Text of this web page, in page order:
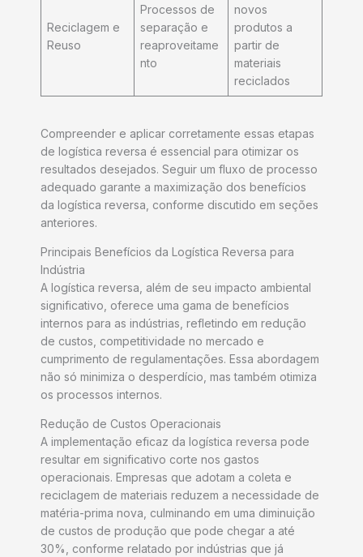
Reciclagem e
Reuso
Processos de
separação e
reaproveitame
nto
novos
produtos a
partir de
materiais
reciclados
Compreender e aplicar corretamente essas etapas
de logística reversa é essencial para otimizar os
resultados desejados. Seguir um fluxo de processo
adequado garante a maximização dos benefícios
da logística reversa, conforme discutido em seções
anteriores.
Principais Benefícios da Logística Reversa para
Indústria
A logística reversa, além de seu impacto ambiental
significativo, oferece uma gama de benefícios
internos para as indústrias, refletindo em redução
de custos, competitividade no mercado e
cumprimento de regulamentações. Essa abordagem
não só minimiza o desperdício, mas também otimiza
os processos internos.
Redução de Custos Operacionais
A implementação eficaz da logística reversa pode
resultar em significativo corte nos gastos
operacionais. Empresas que adotam a coleta e
reciclagem de materiais reduzem a necessidade de
matéria-prima nova, culminando em uma diminuição
de custos de produção que pode chegar a até
30%, conforme relatado por indústrias que já